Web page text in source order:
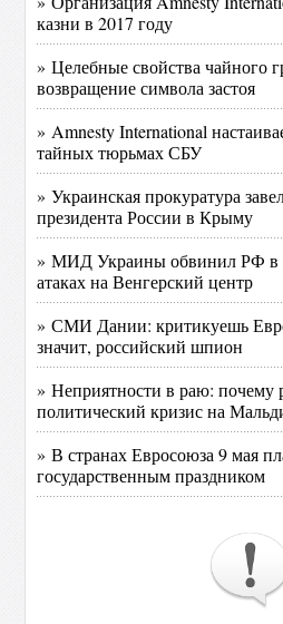
казни в 2017 году
» Целебные свойства чайного
возвращение символа застоя
» Amnesty International
тайных тюрьмах СБУ
» Украинская прокуратура
президента России в Крыму
» МИД Украины обвинил РФ в
атаках на Венгерский центр
» СМИ Дании: критикуешь
значит, российский шпион
» Неприятности в раю: почему
политический кризис на
» В странах Евросоюза 9 мая
государственным праздником